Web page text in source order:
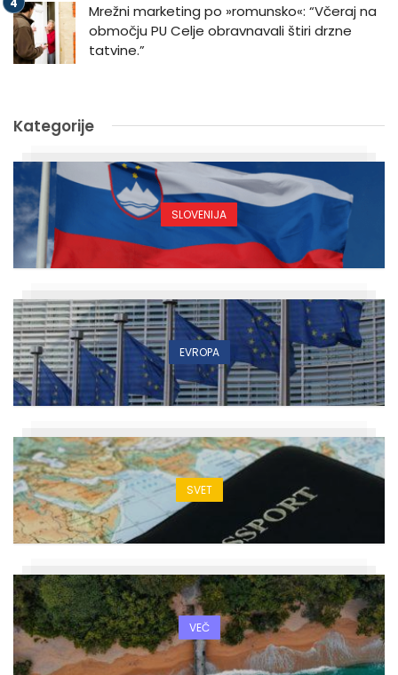
Mrežni marketing po »romunsko«: “Včeraj na
območju PU Celje obravnavali štiri drzne
tatvine.”
Kategorije
SLOVENIJA
EVROPA
SVET
VEČ